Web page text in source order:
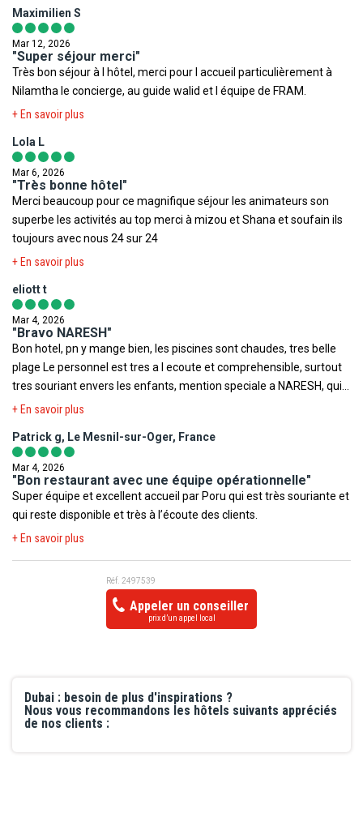
disponible, c'est certainement ce que nous retiendrons en premier.
Le cadre verdoyant, la grandeur du resort ainsi que la grande plage
nous ont permis de mieux supporter notre attente. La nourriture
est très bonne, même si horriblement chère si vous n'êtes pas en
All Inclusive. Le service de navette en buggy entre les différentes
installations du resort est top et vous permet d'aller manger dans
du resort, une voiture est indispensable si vous voulez visiter
Dubai. Nous remercions l'ensemble du personnel avec une
dédicace toute particulière à SAGAR, NARESH et NIPUNI pour leur
gentillesse sans limite.
Maximilien S
Mar 12, 2026
"Super séjour merci"
Très bon séjour à l hôtel, merci pour l accueil particulièrement à
Nilamtha le concierge, au guide walid et l équipe de FRAM.
+ En savoir plus
Lola L
Mar 6, 2026
"Très bonne hôtel"
Merci beaucoup pour ce magnifique séjour les animateurs son
superbe les activités au top merci à mizou et Shana et soufain ils
toujours avec nous 24 sur 24
+ En savoir plus
eliott t
Mar 4, 2026
"Bravo NARESH"
Bon hotel, pn y mange bien, les piscines sont chaudes, tres belle
plage Le personnel est tres a l ecoute et comprehensible, surtout
tres souriant envers les enfants, mention speciale a NARESH, qui a
toujours toujours le sourire et est extremement a l ecoute. Seul
+ En savoir plus
Patrick g, Le Mesnil-sur-Oger, France
Mar 4, 2026
"Bon restaurant avec une équipe opérationnelle"
Super équipe et excellent accueil par Poru qui est très souriante et
qui reste disponible et très à l’écoute des clients.
+ En savoir plus
Réf. 2497539
Appeler un conseiller
prix d’un appel local
Dubai : besoin de plus d'inspirations ?
Nous vous recommandons les hôtels suivants appréciés
de nos clients :